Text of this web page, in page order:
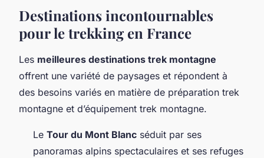
Destinations incontournables
pour le trekking en France
Les meilleures destinations trek montagne
offrent une variété de paysages et répondent à
des besoins variés en matière de préparation trek
montagne et d’équipement trek montagne.
Le Tour du Mont Blanc séduit par ses
panoramas alpins spectaculaires et ses refuges